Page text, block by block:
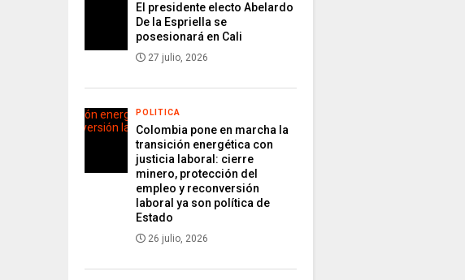
El presidente electo Abelardo
De la Espriella se
posesionará en Cali
27 julio, 2026
POLITICA
Colombia pone en marcha la
transición energética con
justicia laboral: cierre
minero, protección del
empleo y reconversión
laboral ya son política de
Estado
26 julio, 2026